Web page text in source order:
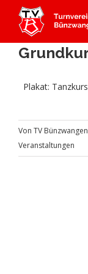
Inhalt
springen
Start
Abteilungen
Mitgliedschaft
Plakat:
Von TV
Veranstaltungen